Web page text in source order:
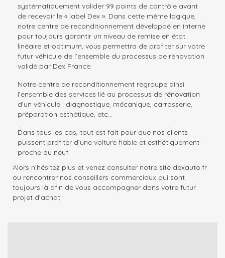
systématiquement valider 99 points de contrôle avant
de recevoir le « label Dex ». Dans cette même logique,
notre centre de reconditionnement développé en interne
pour toujours garantir un niveau de remise en état
linéaire et optimum, vous permettra de profiter sur votre
futur véhicule de l’ensemble du processus de rénovation
validé par Dex France.
Notre centre de reconditionnement regroupe ainsi
l’ensemble des services lié au processus de rénovation
d’un véhicule : diagnostique, mécanique, carrosserie,
préparation esthétique, etc…
Dans tous les cas, tout est fait pour que nos clients
puissent profiter d’une voiture fiable et esthétiquement
proche du neuf.
Alors n’hésitez plus et venez consulter notre site dexauto.fr
ou rencontrer nos conseillers commerciaux qui sont
toujours là afin de vous accompagner dans votre futur
projet d’achat.